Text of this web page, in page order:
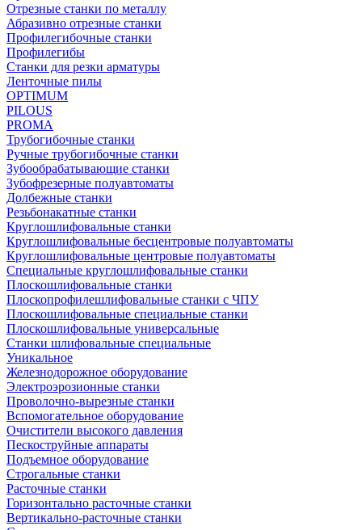
Отрезные станки по металлу
Абразивно отрезные станки
Профилегибочные станки
Профилегибы
Станки для резки арматуры
Ленточные пилы
OPTIMUM
PILOUS
PROMA
Трубогибочные станки
Ручные трубогибочные станки
Зубообрабатывающие станки
Зубофрезерные полуавтоматы
Долбежные станки
Резьбонакатные станки
Круглошлифовальные станки
Круглошлифовальные бесцентровые полуавтоматы
Круглошлифовальные центровые полуавтоматы
Специальные круглошлифовальные станки
Плоскошлифовальные станки
Плоскопрофилешлифовальные станки с ЧПУ
Плоскошлифовальные специальные станки
Плоскошлифовальные универсальные
Станки шлифовальные специальные
Уникальное
Железнодорожное оборудование
Электроэрозионные станки
Проволочно-вырезные станки
Вспомогательное оборудование
Очистители высокого давления
Пескоструйные аппараты
Подъемное оборудование
Строгальные станки
Расточные станки
Горизонтально расточные станки
Вертикально-расточные станки